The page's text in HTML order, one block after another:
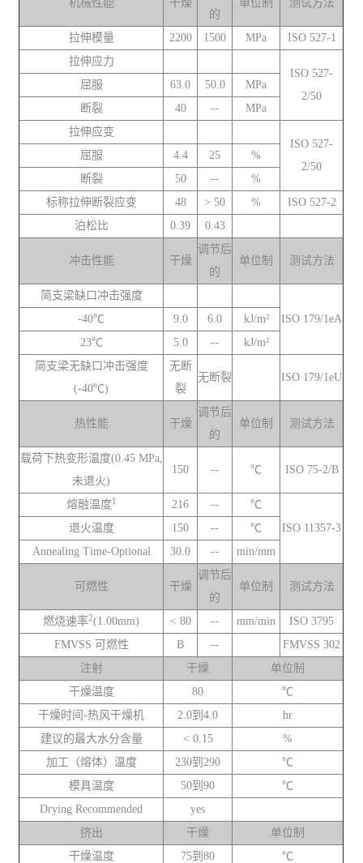
机械性能 干燥
的
单位制 测试方法
拉伸模量 2200 1500 MPa
ISO 527-1
拉伸应力
ISO 527-
2/50
屈服 63.0 50.0
MPa
断裂
40 --
MPa
拉伸应变
ISO 527-
2/50
屈服 4.4 25
%
断裂
50 --
%
标称拉伸断裂应变
48 > 50 %
ISO 527-2
泊松比
0.39 0.43
冲击性能 干燥
调节后
的
单位制 测试方法
简支梁缺口冲击强度
ISO 179/1eA
-40℃ 9.0 6.0
kJ/m²
23℃
5.0 --
kJ/m²
简支梁无缺口冲击强度
(-40℃)
无断
裂
无断裂 ISO 179/1eU
热性能 干燥
调节后
的
单位制 测试方法
载荷下热变形温度(0.45 MPa,
未退火)
150 -- ℃ ISO 75-2/B
熔融温度1 216 --
℃
ISO 11357-3
退火温度 150 --
℃
Annealing Time-Optional
30.0 -- min/mm
可燃性 干燥
调节后
的
单位制 测试方法
燃烧速率2(1.00mm) < 80 -- mm/min
ISO 3795
FMVSS 可燃性
B --
FMVSS 302
注射
干燥
单位制
干燥温度
80
℃
干燥时间-热风干燥机
2.0到4.0
hr
建议的最大水分含量
< 0.15
%
加工（熔体）温度
230到290
℃
模具温度
50到90
℃
Drying Recommended
yes
挤出
干燥
单位制
干燥温度
75到80
℃